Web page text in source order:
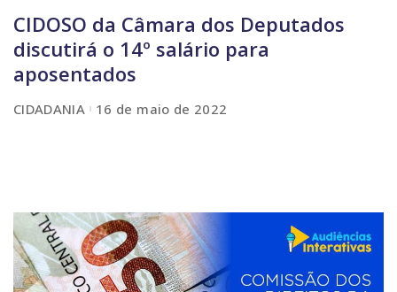
CIDOSO da Câmara dos Deputados
discutirá o 14º salário para
aposentados
CIDADANIA 16 de maio de 2022